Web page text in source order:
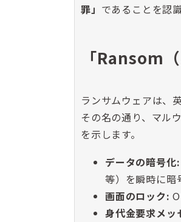
罪」 であることを認
「Ransom
ランサムウェアは、
その名の通り、マル
を示します。
データの暗号化:
等）を瞬時に暗
画面のロック:
身代金要求メッ